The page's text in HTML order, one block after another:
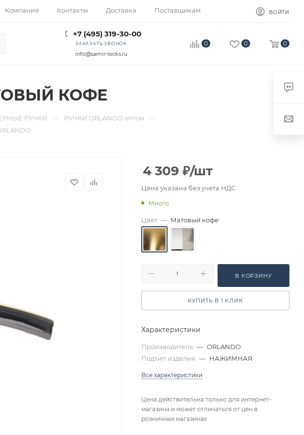
Компания Контакты Доставка Поставщикам ВОЙТИ
+7 (495) 319-30-00
ЗАКАЗАТЬ ЗВОНОК
info@samir-locks.ru
0 0 0
КОФЕ
РУЧКИ — РУЧКИ ORLANDO оптом —
4 309 ₽/шт
Цена указана без учета НДС
Много
Цвет — Матовый кофе
В КОРЗИНУ
КУПИТЬ В 1 КЛИК
Характеристики
Производитель — ORLANDO
Подтип изделия — НАЖИМНАЯ
Все характеристики
Цена действительна только для интернет-
магазина и может отличаться от цен в
розничных магазинах